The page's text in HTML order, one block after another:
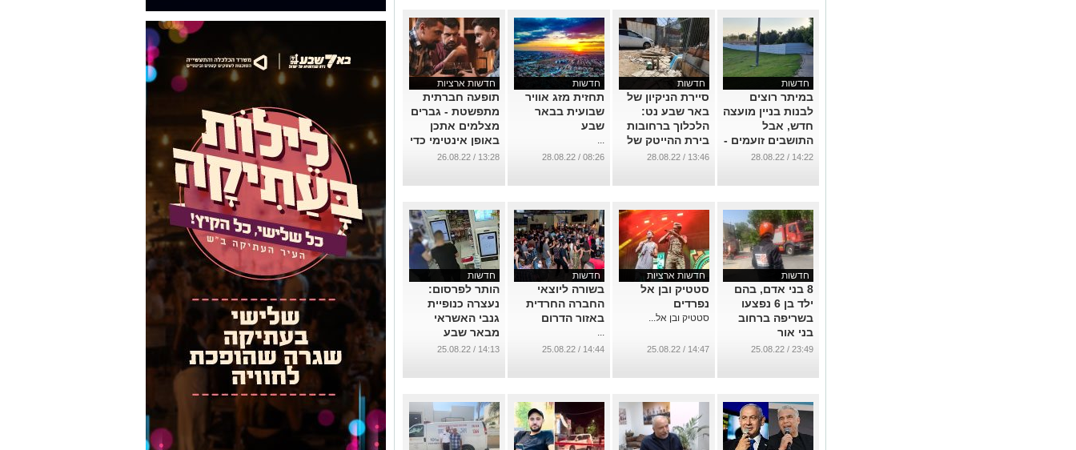
חדשות
במיתר רוצים
לבנות בניין מועצה
חדש, אבל
התושבים זועמים -
''אטימות ועזות
...
14:22 / 28.08.22
חדשות
סיירת הניקיון של
באר שבע נט:
הלכלוך ברחובות
בירת ההייטק של
הנגב עולה על
...
13:46 / 28.08.22
חדשות
תחזית מזג אוויר
שבועית בבאר
שבע
...
08:26 / 28.08.22
חדשות ארציות
תופעה חברתית
מתפשטת - גברים
מצלמים אתכן
באופן אינטימי כדי
להראות אותך
...
13:28 / 26.08.22
חדשות
8 בני אדם, בהם
ילד בן 6 נפצעו
בשריפה ברחוב
בני אור
...
23:49 / 25.08.22
חדשות ארציות
סטטיק ובן אל
נפרדים
סטטיק ובן אל...
14:47 / 25.08.22
חדשות
בשורה ליוצאי
החברה החרדית
באזור הדרום
...
14:44 / 25.08.22
חדשות
הותר לפרסום:
נעצרה כנופיית
גנבי האשראי
מבאר שבע
שעקצה עשרות
...
14:13 / 25.08.22